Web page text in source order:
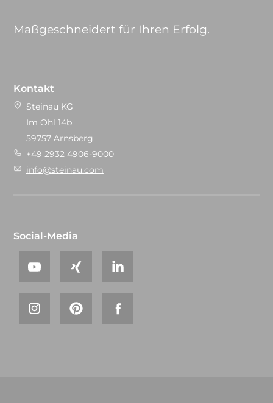
Maßgeschneidert für Ihren Erfolg.
Kontakt
Steinau KG
Im Ohl 14b
59757 Arnsberg
+49 2932 4906-9000
info@steinau.com
Social-Media